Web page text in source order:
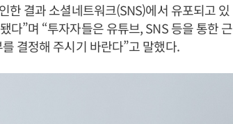
한 결과 소셜네트워크(SNS)에서 유포되고 있
다”며 “투자자들은 유튜브, SNS 등을 통한 근
결정해 주시기 바란다”고 말했다.